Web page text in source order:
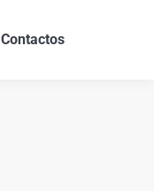
Contactos